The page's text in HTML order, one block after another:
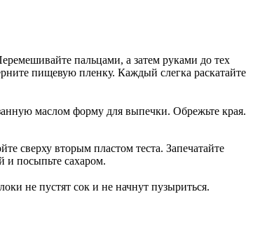
пальцами, а затем руками до тех
пищевую пленку. Каждый слегка раскатайте
маслом форму для выпечки. Обрежьте края.
сверху вторым пластом теста. Запечатайте
и посыпьте сахаром.
не пустят сок и не начнут пузыриться.